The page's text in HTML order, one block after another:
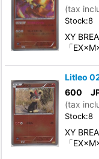
(tax
Stock:8
XY
「
Litleo
600
(tax
Stock:8
XY
「